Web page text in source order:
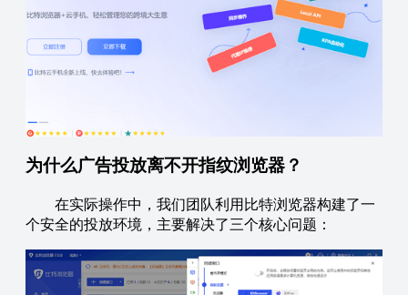
为什么广告投放离不开指纹浏览器？
在实际操作中，我们团队利用比特浏览器构建了一
个安全的投放环境，主要解决了三个核心问题：